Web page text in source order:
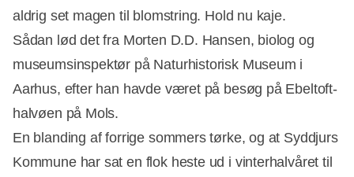
aldrig set magen til blomstring. Hold nu kaje.
Sådan lød det fra Morten D.D. Hansen, biolog og
museumsinspektør på Naturhistorisk Museum i
Aarhus, efter han havde været på besøg på Ebeltoft-
halvøen på Mols.
En blanding af forrige sommers tørke, og at Syddjurs
Kommune har sat en flok heste ud i vinterhalvåret til